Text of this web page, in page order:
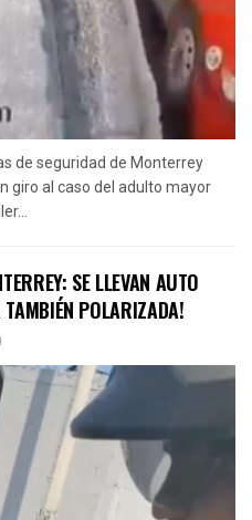
de seguridad de Monterrey
giro al caso del adulto mayor
SE LLEVAN AUTO
POLARIZADA!